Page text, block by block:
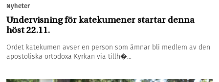
Nyheter
Undervisning för katekumener startar denna
höst 22.11.
Ordet katekumen avser en person som ämnar bli medlem av den
apostoliska ortodoxa Kyrkan via tillh�...